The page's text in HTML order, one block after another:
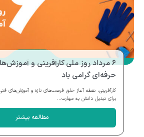
۶ مرداد روز ملی کارآفرینی و
حرفه‌ای گرامی باد
کارآفرینی، نقطه آغاز خلق فرصت‌های تازه و آموزش‌های
برای تبدیل دانش به مهارت...
مطالعه بیشتر